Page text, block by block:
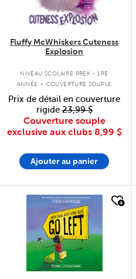
Fluffy McWhiskers Cuteness
Explosion
NIVEAU SCOLAIRE PREK - 1RE
ANNÉE . COUVERTURE SOUPLE
Prix de détail en couverture
rigide23,99 $
Couverture souple
exclusive aux clubs 8,99 $
Ajouter au panier
quick look